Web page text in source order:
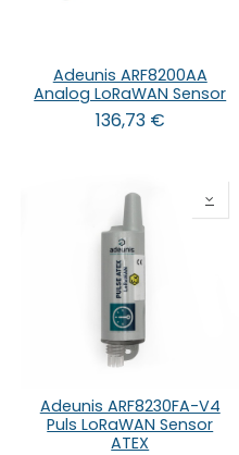
Adeunis ARF8200AA
Analog LoRaWAN Sensor
136,73€
Adeunis ARF8230FA-V4
Puls LoRaWAN Sensor
ATEX